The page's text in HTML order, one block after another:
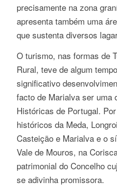
precisamente na zona
apresenta também uma
que sustenta diversos
O turismo, nas formas de
Rural, teve de algum
significativo
facto de Marialva ser uma
Históricas de Portugal.
históricos da Meda,
Casteição e Marialva e o
Vale de Mouros, na
patrimonial do Concelho
se adivinha promissora.